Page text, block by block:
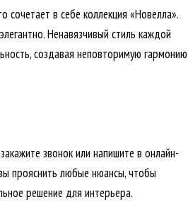
сочетает в себе коллекция «Новелла».
Ненавязчивый стиль каждой
создавая неповторимую гармонию
звонок или напишите в онлайн-
прояснить любые нюансы, чтобы
решение для интерьера.